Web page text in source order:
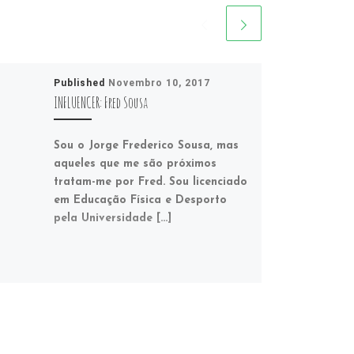
Published Novembro 10, 2017
INFLUENCER: Fred Sousa
Sou o Jorge Frederico Sousa, mas
aqueles que me são próximos
tratam-me por Fred. Sou licenciado
em Educação Física e Desporto
pela Universidade […]